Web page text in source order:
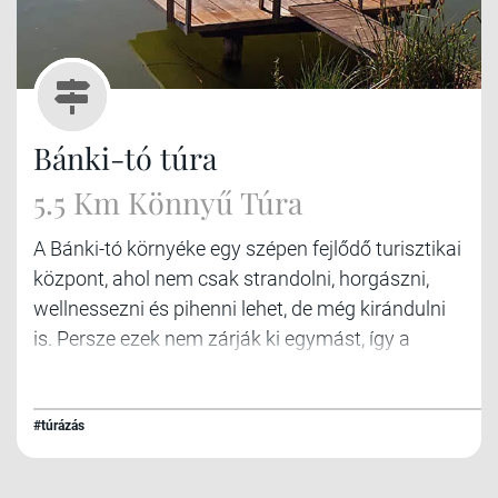
Bánki-tó túra
5.5 Km Könnyű Túra
A Bánki-tó környéke egy szépen fejlődő turisztikai
központ, ahol nem csak strandolni, horgászni,
wellnessezni és pihenni lehet, de még kirándulni
is. Persze ezek nem zárják ki egymást, így a
#túrázás